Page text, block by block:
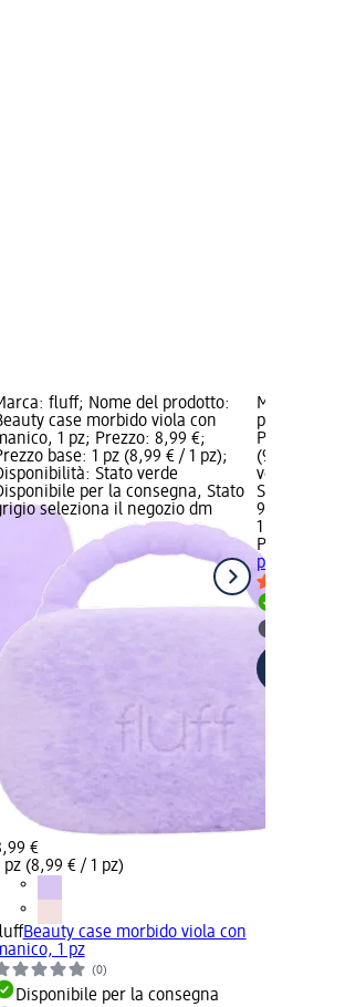
fluff; Nome del prodotto:
case morbido viola con
1 pz; Prezzo: 8,99 €;
base: 1 pz (8,99 € / 1 pz);
Stato verde
per la consegna, Stato
seleziona il negozio dm
€
pz (8,99 € / 1 pz)
Beauty case morbido viola con
1 pz
(0)
Disponibile per la consegna
Marca:
prodotto:
Prezzo:
(9,99 € / 1
verde
Stato
9,99 €
1 pz (9,99 €
PARSA
pz